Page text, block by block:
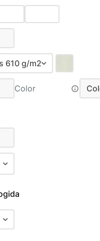
610 g/m2
mm Reciclado (Alma
Gmund 400 g/m2
Color